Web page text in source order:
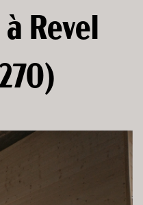
Revel